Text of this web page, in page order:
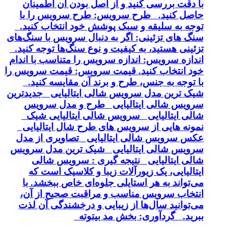
با دقت بررسی کنید و از اصل بودن آن اطمینان
حاصل کنید. طرح سرویس: طرح سرویس را با
توجه به سلیقه و سبک پوشش خود انتخاب کنید.
سنگ های تزئینی: اگر به دنبال سرویس با سنگ‌های
تزئینی هستید، به کیفیت و نوع سنگ‌ها توجه کنید.
اندازه سرویس: اندازه سرویس را متناسب با اندام
خود انتخاب کنید. قیمت سرویس: قیمت سرویس را
با توجه به جنس، طرح و برند آن مقایسه کنید.
شیک ترین مدل سرویس شالی ایتالیایی جدیدترین
سرویس شالی ایتالیایی طرح و مدل سرویس
شالی ایتالیایی سرویس شالی ایتالیایی شیک
نمونه هایی از سرویس های طرح شال ایتالیایی
عکس سرویس شالی ایتالیایی تصاویری از مدل
سرویس شالی ایتالیایی شیک ترین مدل سرویس
شالی ایتالیایی نتیجه گیری : سرویس شالی
ایتالیایی، یک زیورآلات زیبا و کلاسیک است که
می‌تواند به هر استایلی جلوه‌ای خاص ببخشد. با
انتخاب سرویس مناسب و مراقبت صحیح از آن،
می‌توانید سال‌ها از زیبایی و درخشندگی آن لذت
ببرید. گردآوری: بخش مد بیتوته